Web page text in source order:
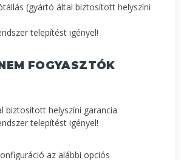
(gyártó által biztosított helyszíni
telepítést igényel!
FOGYASZTÓK
biztosított helyszíni garancia
telepítést igényel!
az alábbi opciós